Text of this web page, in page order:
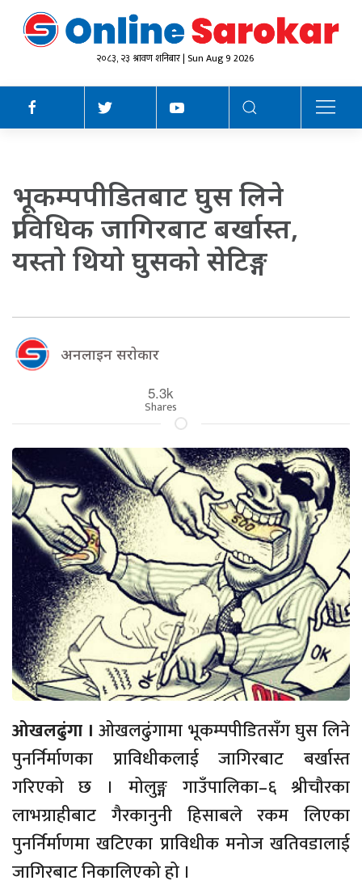
२०८३, २३ श्रावण शनिबार | Sun Aug 9 2026
भूकम्पपीडितबाट घुस लिने
प्राविधिक जागिरबाट बर्खास्त,
यस्ताे थियाे घुसकाे सेटिङ्ग
अनलाइन सराेकार
5.3k
Shares
ओखलढुंगा ।ओखलढुंगामा भूकम्पपीडितसँग घुस लिने
पुनर्निर्माणका प्राविधीकलाई जागिरबाट बर्खास्त
गरिएको छ । मोलुङ्ग गाउँपालिका–६ श्रीचौरका
लाभग्राहीबाट गैरकानुनी हिसाबले रकम लिएका
पुनर्निर्माणमा खटिएका प्राविधीक मनोज खतिवडालाई
जागिरबाट निकालिएको हो ।